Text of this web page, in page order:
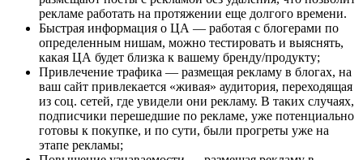
рекламе работать на протяжении еще долгого времени.
Быстрая информация о ЦА — работая с блогерами по
определенным нишам, можно тестировать и выяснять,
какая ЦА будет близка к вашему бренду/продукту;
Привлечение трафика — размещая рекламу в блогах, на
ваш сайт привлекается «живая» аудитория, переходящая
из соц. сетей, где увидели они рекламу. В таких случаях,
подписчики перешедшие по рекламе, уже потенциально
готовы к покупке, и по сути, были прогреты уже на
этапе рекламы;